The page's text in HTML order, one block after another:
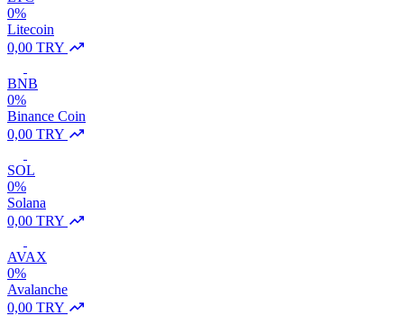
0%
Litecoin
0,00 TRY
BNB
0%
Binance Coin
0,00 TRY
SOL
0%
Solana
0,00 TRY
AVAX
0%
Avalanche
0,00 TRY